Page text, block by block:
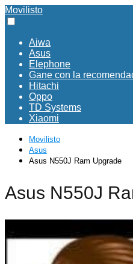
Movilisto
Aiwa
Asus
Elephone
Gane con la
Hitachi
Oppo
TD Systems
Xiaomi
Movilisto
Asus
Asus N550J Ram Upgrade
Asus N550J